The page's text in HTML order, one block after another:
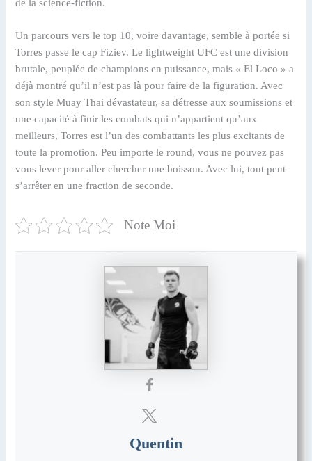
de la science-fiction.
Un parcours vers le top 10, voire davantage, semble à portée si
Torres passe le cap Fiziev. Le lightweight UFC est une division
brutale, peuplée de champions en puissance, mais « El Loco » a
déjà montré qu’il n’est pas là pour faire de la figuration. Avec
son style Muay Thai dévastateur, sa détresse aux soumissions et
une capacité à finir les combats qui n’appartient qu’aux
meilleurs, Torres est l’un des combattants les plus excitants de
toute la promotion. Peu importe le round, vous ne pouvez pas
vous lever pour aller chercher une boisson. Avec lui, tout peut
s’arrêter en une fraction de seconde.
Note Moi
Quentin